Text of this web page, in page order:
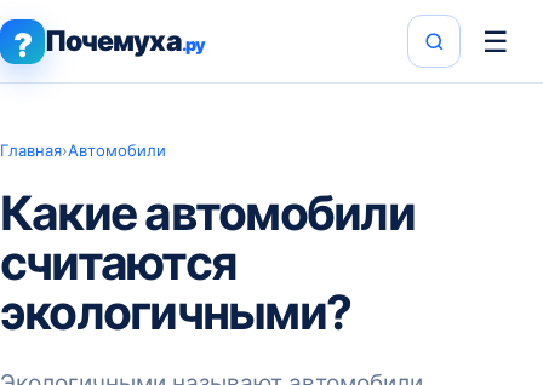
? Почемуха.ру ☰
Главная›Автомобили
Какие автомобили
считаются
экологичными?